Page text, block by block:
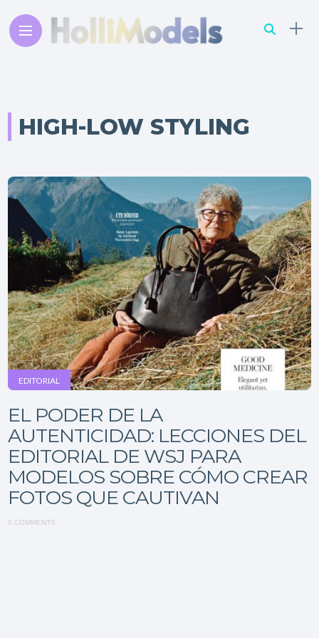
HIGH-LOW STYLING
EDITORIAL
EL PODER DE LA
AUTENTICIDAD: LECCIONES DEL
EDITORIAL DE WSJ PARA
MODELOS SOBRE CÓMO CREAR
FOTOS QUE CAUTIVAN
0 COMMENTS